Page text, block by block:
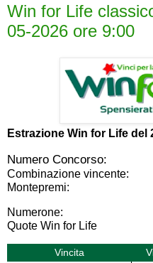
Win for Life
05-2026 ore 9:00
Estrazione Win for Life del
Numero Concorso:
Combinazione vincente:
Montepremi:
Numerone:
Quote Win for Life
Vincita